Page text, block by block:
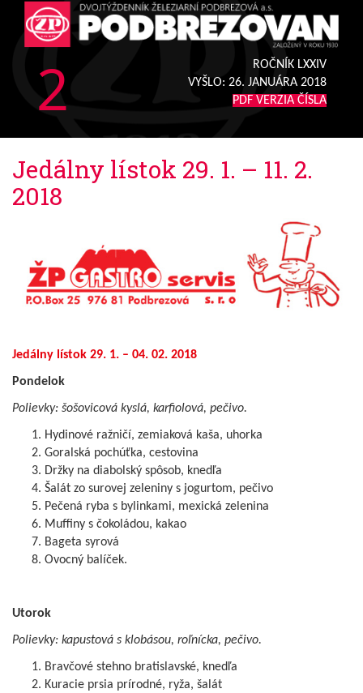
2
ROČNÍK LXXIV
VYŠLO: 26. JANUÁRA 2018
PDF VERZIA ČÍSLA
Jedálny lístok 29. 1. – 11. 2.
2018
Jedálny lístok 29. 1. – 04. 02. 2018
Pondelok
Polievky: šošovicová kyslá, karfiolová, pečivo.
Hydinové ražničí, zemiaková kaša, uhorka
Goralská pochúťka, cestovina
Držky na diabolský spôsob, knedľa
Šalát zo surovej zeleniny s jogurtom, pečivo
Pečená ryba s bylinkami, mexická zelenina
Muffiny s čokoládou, kakao
Bageta syrová
Ovocný balíček.
Utorok
Polievky: kapustová s klobásou, roľnícka, pečivo.
Bravčové stehno bratislavské, knedľa
Kuracie prsia prírodné, ryža, šalát